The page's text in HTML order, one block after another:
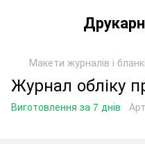
Макети журналів і
Журнал обліку
Виготовлення за 7 днів